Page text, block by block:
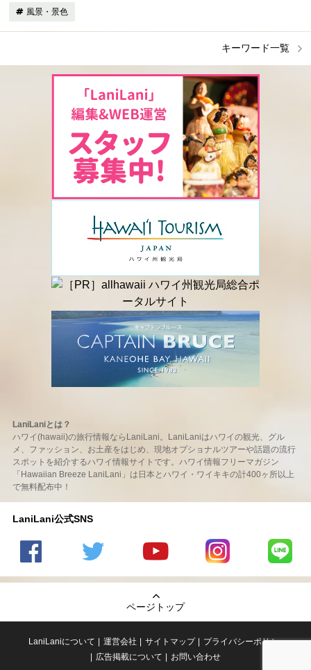
風景・景色
キーワード一覧
LaniLaniとは？
ハワイ(hawaii)の旅行情報ならLaniLani。LaniLaniはハワイの観光、グル
メ、ファッション、お土産をはじめ、現地オプショナルツアーや話題の流行
スポットを紹介するハワイ情報サイトです。ハワイ情報フリーマガジン
「Hawaiian Breeze LaniLani」は日本とハワイ・ワイキキの計400ヶ所以上
で無料配布中！
LaniLani公式SNS
の
のtwitter
の
Youtube
チャンネ
LaniLani
LaniLani
ページトップ
LaniLaniについて 運営会社 サイトマップ
プライバシーポリシー
広告掲載について
お問い合わせ